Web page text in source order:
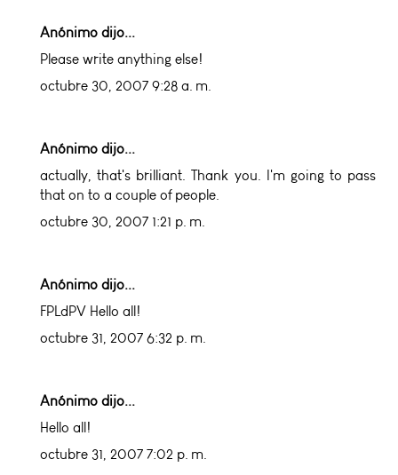
Anónimo dijo...
Please write anything else!
octubre 30, 2007 9:28 a. m.
Anónimo dijo...
actually, that's brilliant. Thank you. I'm going to pass
that on to a couple of people.
octubre 30, 2007 1:21 p. m.
Anónimo dijo...
FPLdPV Hello all!
octubre 31, 2007 6:32 p. m.
Anónimo dijo...
Hello all!
octubre 31, 2007 7:02 p. m.